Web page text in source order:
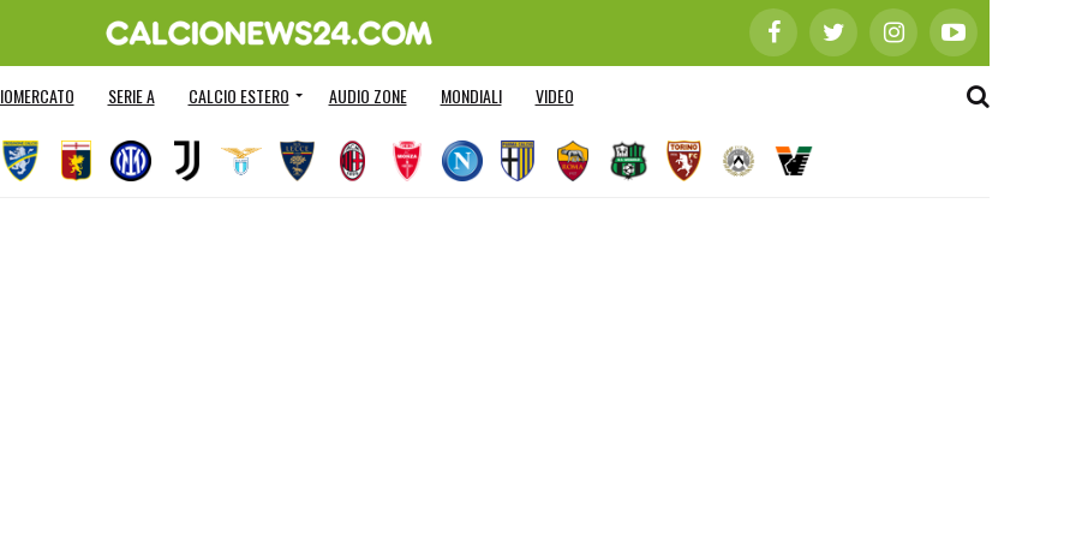
SERIE A CALCIO ESTERO AUDIO ZONE MONDIALI VIDEO